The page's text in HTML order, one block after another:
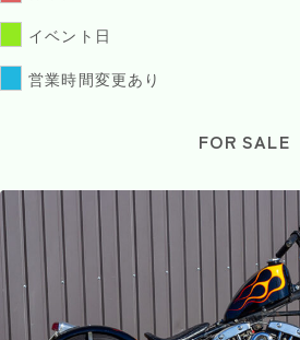
イベント日
営業時間変更あり
FOR SALE